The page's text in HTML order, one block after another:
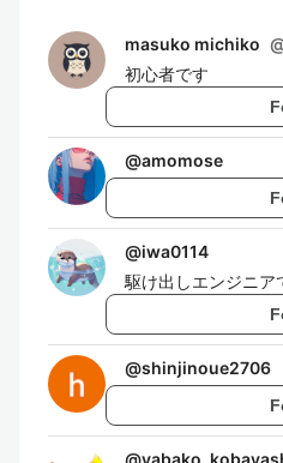
masuko michiko
初心者です
@amomose
@iwa0114
駆け出しエンジニア
@shinjinoue2706
@